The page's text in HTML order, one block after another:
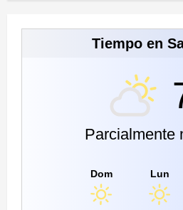
Tiempo en
Parcialmente
Dom Lun